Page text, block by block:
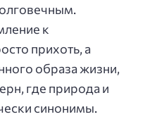
к
прихоть, а
образа жизни,
где природа и
синонимы.